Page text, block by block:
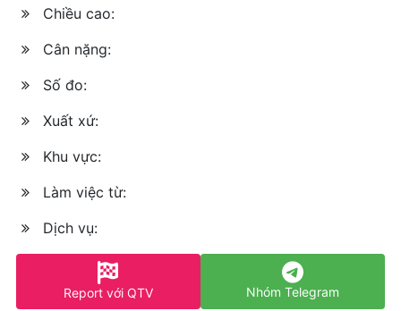
Chiều cao:
Cân nặng:
Số đo:
Xuất xứ:
Khu vực:
Làm việc từ:
Dịch vụ:
Report với QTV Nhóm Telegram